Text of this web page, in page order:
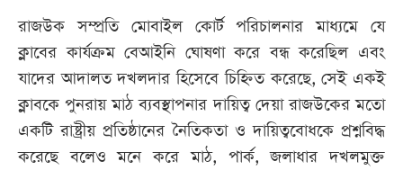
রাজউক সম্প্রতি মোবাইল কোর্ট পরিচালনার মাধ্যমে যে
ক্লাবের কার্যক্রম বেআইনি ঘোষণা করে বন্ধ করেছিল এবং
যাদের আদালত দখলদার হিসেবে চিহ্নিত করেছে, সেই একই
ক্লাবকে পুনরায় মাঠ ব্যবস্থাপনার দায়িত্ব দেয়া রাজউকের মতো
একটি রাষ্ট্রীয় প্রতিষ্ঠানের নৈতিকতা ও দায়িত্ববোধকে প্রশ্নবিদ্ধ
করেছে বলেও মনে করে মাঠ, পার্ক, জলাধার দখলমুক্ত